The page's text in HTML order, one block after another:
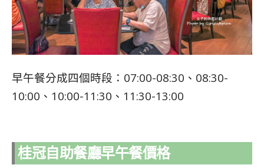
早午餐分成四個時段：07:00-08:30、08:30-
10:00、10:00-11:30、11:30-13:00
桂冠自助餐廳早午餐價格